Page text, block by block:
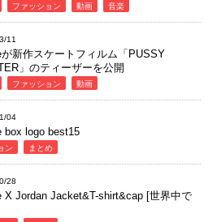
ファッション 動画 音楽
11
新作スケートフィルム「PUSSY
」のティーザーを公開
ファッション 動画
04
box logo best15
ン まとめ
28
X Jordan Jacket&T-shirt&cap [世界中で